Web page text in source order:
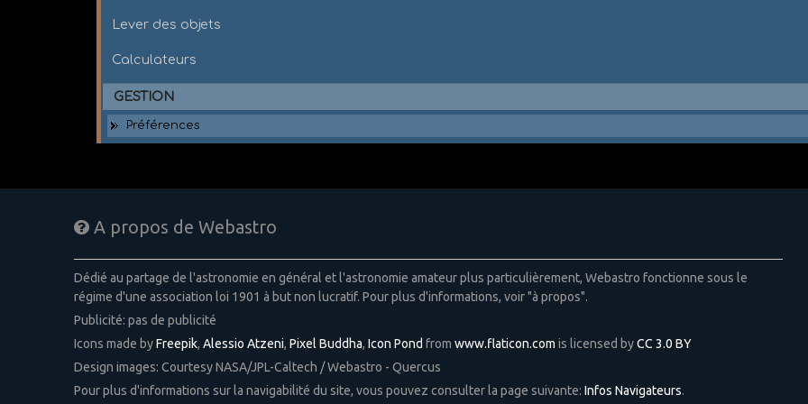
Lever des objets
Calculateurs
GESTION
Préférences
A propos de Webastro
Dédié au partage de l'astronomie en général et l'astronomie amateur plus particulièrement, Webastro fonctionne sous le
régime d'une association loi 1901 à but non lucratif. Pour plus d'informations, voir "à propos".
Publicité: pas de publicité
Icons made byFreepik, Alessio Atzeni, Pixel Buddha, Icon Pond from www.flaticon.com is licensed byCC 3.0 BY
Design images: Courtesy NASA/JPL-Caltech / Webastro - Quercus
Pour plus d'informations sur la navigabilité du site, vous pouvez consulter la page suivante: Infos Navigateurs.